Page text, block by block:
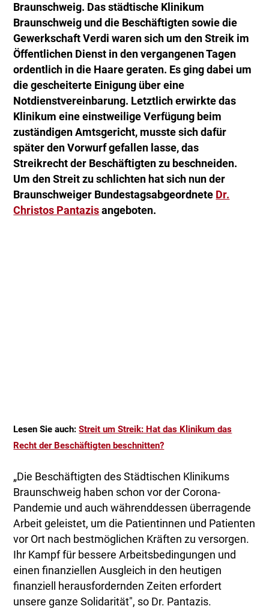
Braunschweig. Das städtische Klinikum
Braunschweig und die Beschäftigten sowie die
Gewerkschaft Verdi waren sich um den Streik im
Öffentlichen Dienst in den vergangenen Tagen
ordentlich in die Haare geraten. Es ging dabei um
die gescheiterte Einigung über eine
Notdienstvereinbarung. Letztlich erwirkte das
Klinikum eine einstweilige Verfügung beim
zuständigen Amtsgericht, musste sich dafür
später den Vorwurf gefallen lasse, das
Streikrecht der Beschäftigten zu beschneiden.
Um den Streit zu schlichten hat sich nun der
Braunschweiger Bundestagsabgeordnete Dr.
Christos Pantazis angeboten.
Lesen Sie auch:Streit um Streik: Hat das Klinikum das
Recht der Beschäftigten beschnitten?
„Die Beschäftigten des Städtischen Klinikums
Braunschweig haben schon vor der Corona-
Pandemie und auch währenddessen überragende
Arbeit geleistet, um die Patientinnen und Patienten
vor Ort nach bestmöglichen Kräften zu versorgen.
Ihr Kampf für bessere Arbeitsbedingungen und
einen finanziellen Ausgleich in den heutigen
finanziell herausfordernden Zeiten erfordert
unsere ganze Solidarität", so Dr. Pantazis.